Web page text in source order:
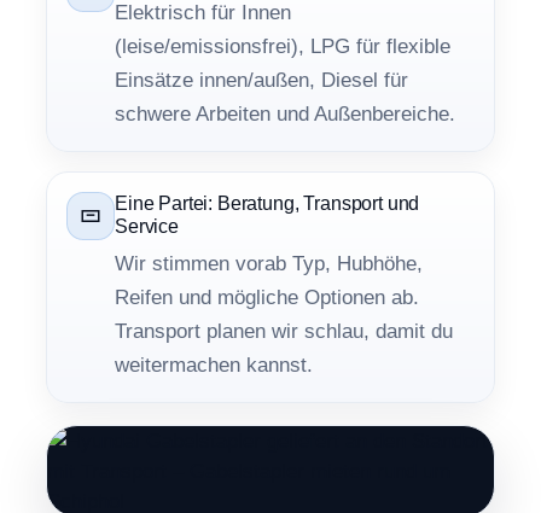
Elektrisch für Innen
(leise/emissionsfrei), LPG für flexible
Einsätze innen/außen, Diesel für
schwere Arbeiten und Außenbereiche.
Eine Partei: Beratung, Transport und
Service
Wir stimmen vorab Typ, Hubhöhe,
Reifen und mögliche Optionen ab.
Transport planen wir schlau, damit du
weitermachen kannst.